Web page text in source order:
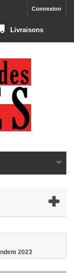
Connexion
Livraisons
2023